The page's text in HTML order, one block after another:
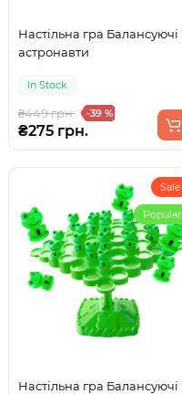
Настільна гра Балансуючі
астронавти
In Stock
₴449 грн. -39 %
₴275 грн.
Sale
Popular
Настільна гра Балансуючі